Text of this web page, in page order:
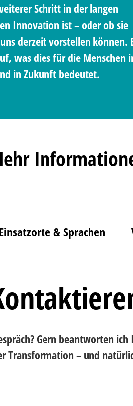
Schritt in der langen
Innovation ist – oder ob sie
derzeit vorstellen können.
was dies für die Menschen
in Zukunft bedeutet.
Einsatzorte & Sprachen
Gern beantworten
Transformation – und